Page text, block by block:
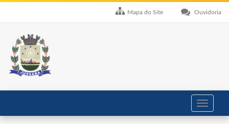
Ouvidoria
Mapa do Site
Toggle